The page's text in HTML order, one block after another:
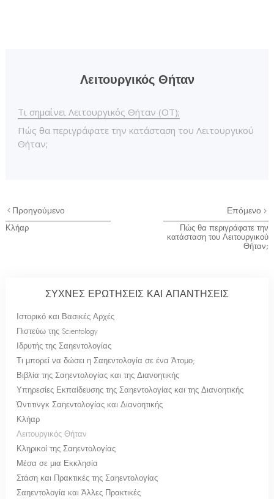
Λειτουργικός Θήταν
Τι σημαίνει Λειτουργικός Θήταν (OT);
Πώς θα περιγράφατε την κατάσταση του Λειτουργικού
Θήταν;
Προηγούμενο
Κλήαρ
Επόμενο
Πώς θα περιγράφατε την
κατάσταση του Λειτουργικού
Θήταν;
ΣΥΧΝΕΣ ΕΡΩΤΗΣΕΙΣ ΚΑΙ ΑΠΑΝΤΗΣΕΙΣ
Ιστορικό και Βασικές Αρχές
Πιστεύω της Scientology
Ιδρυτής της Σαηεντολογίας
Τι μπορεί να δώσει η Σαηεντολογία σε ένα Άτομο;
Βιβλία της Σαηεντολογίας και της Διανοητικής
Υπηρεσίες Εκπαίδευσης της Σαηεντολογίας και της Διανοητικής
Ώντιτινγκ Σαηεντολογίας και Διανοητικής
Κλήαρ
Λειτουργικός Θήταν
Κληρικοί της Σαηεντολογίας
Μέσα σε μια Εκκλησία
Στάση και Πρακτικές της Σαηεντολογίας
Σαηεντολογία και Άλλες Πρακτικές